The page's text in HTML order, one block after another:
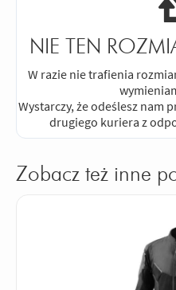
NIE TEN
W razie nie trafienia
Wystarczy, że odeślesz nam
drugiego kuriera z
Zobacz też inne